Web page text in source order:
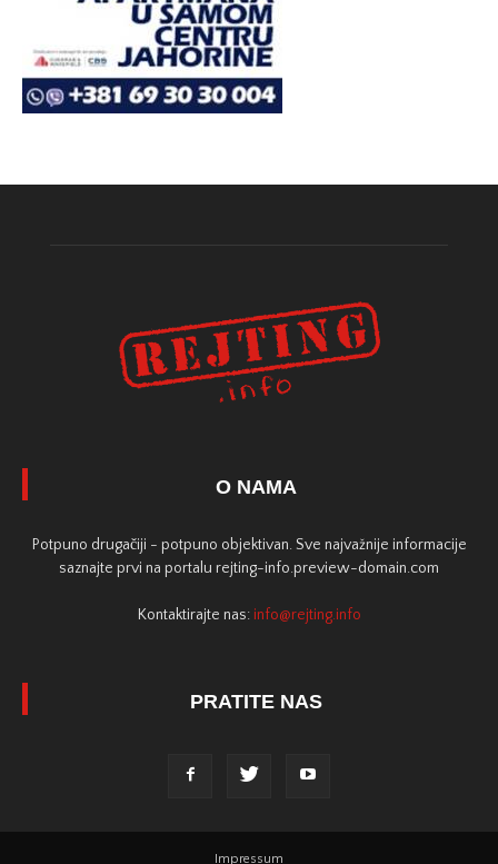
O NAMA
Potpuno drugačiji - potpuno objektivan. Sve najvažnije informacije
saznajte prvi na portalu rejting-info.preview-domain.com
Kontaktirajte nas: info@rejting.info
PRATITE NAS
Impressum